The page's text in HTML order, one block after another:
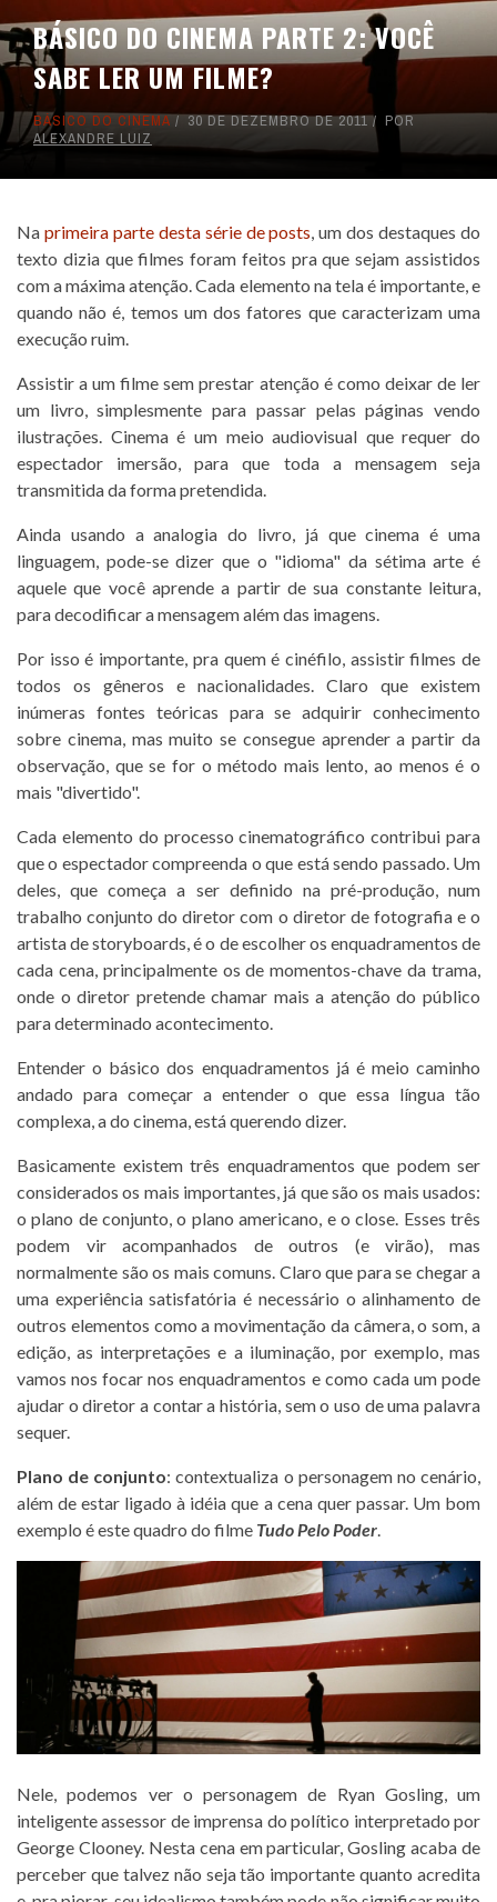
BÁSICO DO CINEMA PARTE 2: VOCÊ
SABE LER UM FILME?
BÁSICO DO CINEMA 30 DE DEZEMBRO DE 2011
POR
ALEXANDRE LUIZ
Na primeira parte desta série de posts, um dos destaques do
texto dizia que filmes foram feitos pra que sejam assistidos
com a máxima atenção. Cada elemento na tela é importante, e
quando não é, temos um dos fatores que caracterizam uma
execução ruim.
Assistir a um filme sem prestar atenção é como deixar de ler
um livro, simplesmente para passar pelas páginas vendo
ilustrações. Cinema é um meio audiovisual que requer do
espectador imersão, para que toda a mensagem seja
transmitida da forma pretendida.
Ainda usando a analogia do livro, já que cinema é uma
linguagem, pode-se dizer que o "idioma" da sétima arte é
aquele que você aprende a partir de sua constante leitura,
para decodificar a mensagem além das imagens.
Por isso é importante, pra quem é cinéfilo, assistir filmes de
todos os gêneros e nacionalidades. Claro que existem
inúmeras fontes teóricas para se adquirir conhecimento
sobre cinema, mas muito se consegue aprender a partir da
observação, que se for o método mais lento, ao menos é o
mais "divertido".
Cada elemento do processo cinematográfico contribui para
que o espectador compreenda o que está sendo passado. Um
deles, que começa a ser definido na pré-produção, num
trabalho conjunto do diretor com o diretor de fotografia e o
artista de storyboards, é o de escolher os enquadramentos de
cada cena, principalmente os de momentos-chave da trama,
onde o diretor pretende chamar mais a atenção do público
para determinado acontecimento.
Entender o básico dos enquadramentos já é meio caminho
andado para começar a entender o que essa língua tão
complexa, a do cinema, está querendo dizer.
Basicamente existem três enquadramentos que podem ser
considerados os mais importantes, já que são os mais usados:
o plano de conjunto, o plano americano, e o close. Esses três
podem vir acompanhados de outros (e virão), mas
normalmente são os mais comuns. Claro que para se chegar a
uma experiência satisfatória é necessário o alinhamento de
outros elementos como a movimentação da câmera, o som, a
edição, as interpretações e a iluminação, por exemplo, mas
vamos nos focar nos enquadramentos e como cada um pode
ajudar o diretor a contar a história, sem o uso de uma palavra
sequer.
Plano de conjunto: contextualiza o personagem no cenário,
além de estar ligado à idéia que a cena quer passar. Um bom
exemplo é este quadro do filme Tudo Pelo Poder.
Nele, podemos ver o personagem de Ryan Gosling, um
inteligente assessor de imprensa do político interpretado por
George Clooney. Nesta cena em particular, Gosling acaba de
perceber que talvez não seja tão importante quanto acredita